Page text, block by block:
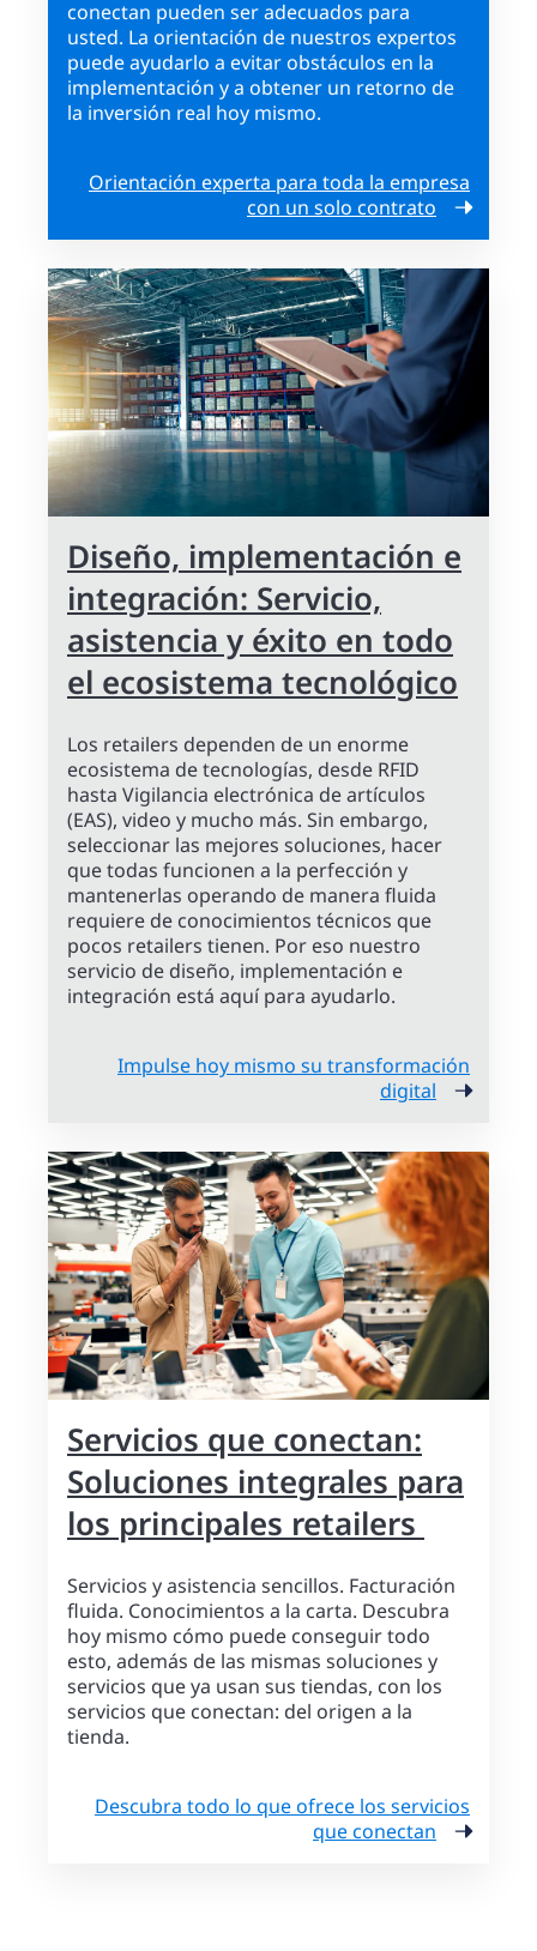
conectan pueden ser adecuados para
usted. La orientación de nuestros expertos
puede ayudarlo a evitar obstáculos en la
implementación y a obtener un retorno de
la inversión real hoy mismo.
Orientación experta para toda la empresa
con un solo contrato
Diseño, implementación e
integración: Servicio,
asistencia y éxito en todo
el ecosistema tecnológico
Los retailers dependen de un enorme
ecosistema de tecnologías, desde RFID
hasta Vigilancia electrónica de artículos
(EAS), video y mucho más. Sin embargo,
seleccionar las mejores soluciones, hacer
que todas funcionen a la perfección y
mantenerlas operando de manera fluida
requiere de conocimientos técnicos que
pocos retailers tienen. Por eso nuestro
servicio de diseño, implementación e
integración está aquí para ayudarlo.
Impulse hoy mismo su transformación
digital
Servicios que conectan:
Soluciones integrales para
los principales retailers
Servicios y asistencia sencillos. Facturación
fluida. Conocimientos a la carta. Descubra
hoy mismo cómo puede conseguir todo
esto, además de las mismas soluciones y
servicios que ya usan sus tiendas, con los
servicios que conectan: del origen a la
tienda.
Descubra todo lo que ofrece los servicios
que conectan